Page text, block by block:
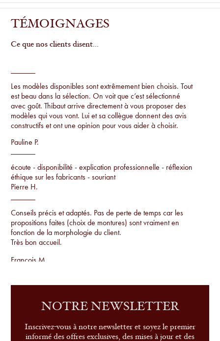
TÉMOIGNAGES
Ce que nos clients disent...
Les modèles disponibles sont extrêmement bien choisis. Tout
est beau dans la sélection. On voit que c’est sélectionné
avec goût. Thibaut arrive directement à vous proposer des
modèles qui vous vont. Lui et sa collègue donnent des avis
constructifs et ont une opinion pour vous aider à choisir.
Pauline P.
écoute - disponibilité - explication professionnelle - réflexion
éthique sur les fabricants - souriant
Pierre H.
Conseils précis et adaptés. Pas de perte de temps car les
propositions faites (choix de montures) sont vraiment en
fonction de la morphologie du client.
Très bon accueil.
Francois M.
Conseils par rapport à la morphologie, proposition de
examen de la vue sur place.
Sandrine G.
NOTRE NEWSLETTER
Inscrivez-vous à notre newsletter et soyez le premier
informé des offres exclusives, des mises à jour et des